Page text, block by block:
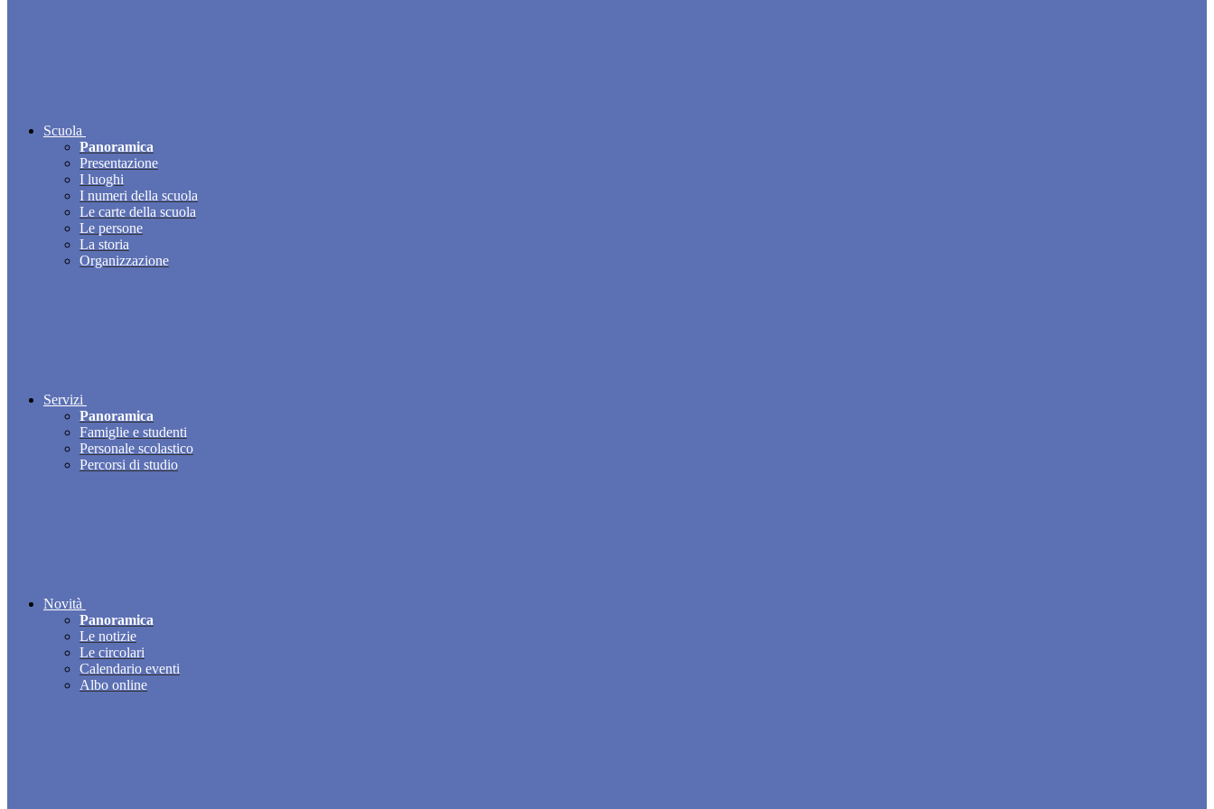
Scuola
Panoramica
Presentazione
I luoghi
I numeri della scuola
Le carte della scuola
Le persone
La storia
Organizzazione
Servizi
Panoramica
Famiglie e studenti
Personale scolastico
Percorsi di studio
Novità
Panoramica
Le notizie
Le circolari
Calendario eventi
Albo online